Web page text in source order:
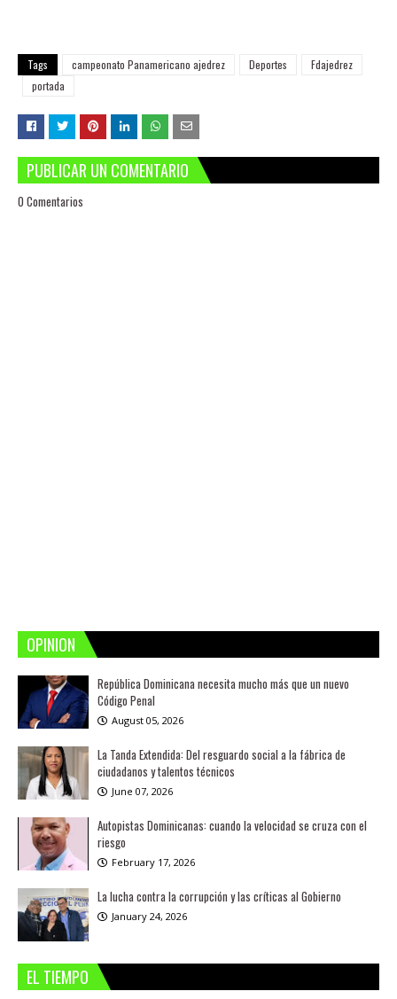
Tags campeonato Panamericano ajedrez Deportes
Fdajedrez
portada
PUBLICAR UN COMENTARIO
0 Comentarios
OPINION
República Dominicana necesita mucho más que un nuevo
Código Penal
August 05, 2026
La Tanda Extendida: Del resguardo social a la fábrica de
ciudadanos y talentos técnicos
June 07, 2026
Autopistas Dominicanas: cuando la velocidad se cruza con el
riesgo
February 17, 2026
La lucha contra la corrupción y las críticas al Gobierno
January 24, 2026
EL TIEMPO